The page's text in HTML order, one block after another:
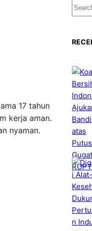
17 tahun
kerja aman.
nyaman.
S
e
r
h